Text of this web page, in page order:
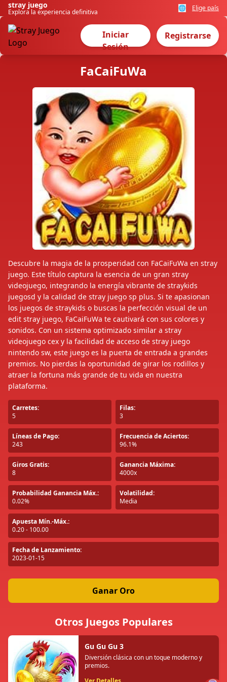
stray juego
Explora la experiencia definitiva 🌐 Elige país
Iniciar
Sesión
Registrarse
FaCaiFuWa
Descubre la magia de la prosperidad con FaCaiFuWa en stray
juego. Este título captura la esencia de un gran stray
videojuego, integrando la energía vibrante de straykids
juegosd y la calidad de stray juego sp plus. Si te apasionan
los juegos de straykids o buscas la perfección visual de un
edit stray juego, FaCaiFuWa te cautivará con sus colores y
sonidos. Con un sistema optimizado similar a stray
videojuego cex y la facilidad de acceso de stray juego
nintendo sw, este juego es la puerta de entrada a grandes
premios. No pierdas la oportunidad de girar los rodillos y
atraer la fortuna más grande de tu vida en nuestra
plataforma.
Carretes:
5
Filas:
3
Líneas de Pago:
243
Frecuencia de Aciertos:
96.1%
Giros Gratis:
8
Ganancia Máxima:
4000x
Probabilidad Ganancia Máx.:
0.02%
Volatilidad:
Media
Apuesta Mín.-Máx.:
0.20 - 100.00
Fecha de Lanzamiento:
2023-01-15
Ganar Oro
Otros Juegos Populares
Gu Gu Gu 3
Diversión clásica con un toque moderno y
premios.